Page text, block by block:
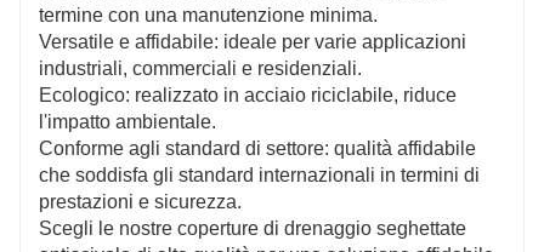
termine con una manutenzione minima.
Versatile e affidabile: ideale per varie applicazioni
industriali, commerciali e residenziali.
Ecologico: realizzato in acciaio riciclabile, riduce
l'impatto ambientale.
Conforme agli standard di settore: qualità affidabile
che soddisfa gli standard internazionali in termini di
prestazioni e sicurezza.
Scegli le nostre coperture di drenaggio seghettate